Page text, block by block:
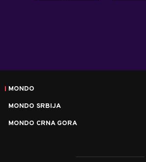
MONDO
MONDO SRBIJA
MONDO CRNA GORA